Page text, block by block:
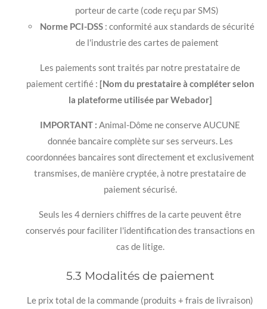
porteur de carte (code reçu par SMS)
Norme PCI-DSS: conformité aux standards de sécurité
de l'industrie des cartes de paiement
Les paiements sont traités par notre prestataire de
paiement certifié : [Nom du prestataire à compléter selon
la plateforme utilisée par Webador]
IMPORTANT : Animal-Dôme ne conserve AUCUNE
donnée bancaire complète sur ses serveurs. Les
coordonnées bancaires sont directement et exclusivement
transmises, de manière cryptée, à notre prestataire de
paiement sécurisé.
Seuls les 4 derniers chiffres de la carte peuvent être
conservés pour faciliter l'identification des transactions en
cas de litige.
5.3 Modalités de paiement
Le prix total de la commande (produits + frais de livraison)